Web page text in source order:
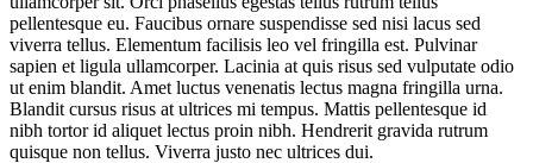
pellentesque eu. Faucibus ornare suspendisse sed nisi lacus sed
viverra tellus. Elementum facilisis leo vel fringilla est. Pulvinar
sapien et ligula ullamcorper. Lacinia at quis risus sed vulputate odio
ut enim blandit. Amet luctus venenatis lectus magna fringilla urna.
Blandit cursus risus at ultrices mi tempus. Mattis pellentesque id
nibh tortor id aliquet lectus proin nibh. Hendrerit gravida rutrum
quisque non tellus. Viverra justo nec ultrices dui.